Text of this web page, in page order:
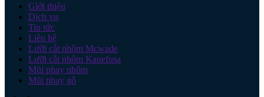
Giới thiệu
Dịch vụ
Tin tức
Liên hệ
Lưỡi cắt nhôm Mcwade
Lưỡi cắt nhôm Kanefusa
Mũi phay nhôm
Mũi phay gỗ